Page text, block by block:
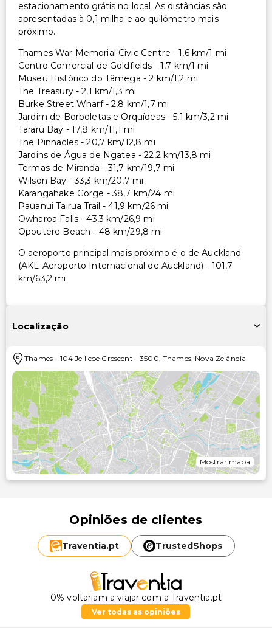
estacionamento grátis no local..As distâncias são
apresentadas à 0,1 milha e ao quilómetro mais
próximo.
Thames War Memorial Civic Centre - 1,6 km/1 mi
Centro Comercial de Goldfields - 1,7 km/1 mi
Museu Histórico do Tâmega - 2 km/1,2 mi
The Treasury - 2,1 km/1,3 mi
Burke Street Wharf - 2,8 km/1,7 mi
Jardim de Borboletas e Orquídeas - 5,1 km/3,2 mi
Tararu Bay - 17,8 km/11,1 mi
The Pinnacles - 20,7 km/12,8 mi
Jardins de Água de Ngatea - 22,2 km/13,8 mi
Termas de Miranda - 31,7 km/19,7 mi
Wilson Bay - 33,3 km/20,7 mi
Karangahake Gorge - 38,7 km/24 mi
Pauanui Tairua Trail - 41,9 km/26 mi
Owharoa Falls - 43,3 km/26,9 mi
Opoutere Beach - 48 km/29,8 mi
O aeroporto principal mais próximo é o de Auckland
(AKL-Aeroporto Internacional de Auckland) - 101,7
km/63,2 mi
Localização
Thames - 104 Jellicoe Crescent -3500,Thames, Nova Zelândia
Mostrar mapa
Opiniões de clientes
Traventia.pt TrustedShops
0% voltariam a viajar com a Traventia.pt
Ver todas as opiniões